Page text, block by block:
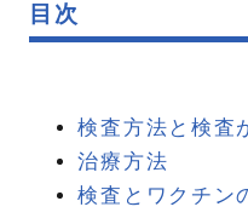
目次
検査方法と検査
治療方法
検査とワクチン